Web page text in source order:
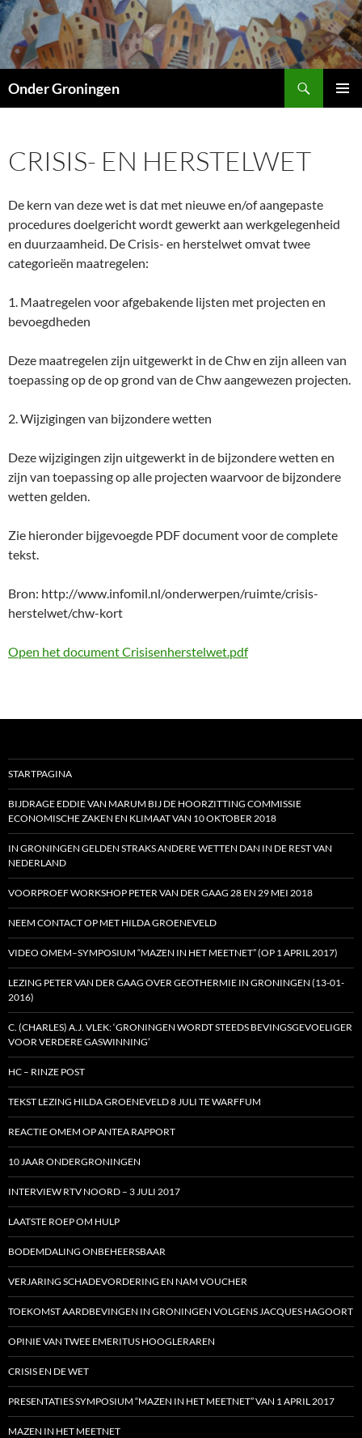
Ga
naar
de
inhoud
Onder Groningen
CRISIS- EN HERSTELWET
De kern van deze wet is dat met nieuwe en/of aangepaste
procedures doelgericht wordt gewerkt aan werkgelegenheid
en duurzaamheid. De Crisis- en herstelwet omvat twee
categorieën maatregelen:
1. Maatregelen voor afgebakende lijsten met projecten en
bevoegdheden
Deze maatregelen zijn uitgewerkt in de Chw en zijn alleen van
toepassing op de op grond van de Chw aangewezen projecten.
2. Wijzigingen van bijzondere wetten
Deze wijzigingen zijn uitgewerkt in de bijzondere wetten en
zijn van toepassing op alle projecten waarvoor de bijzondere
wetten gelden.
Zie hieronder bijgevoegde PDF document voor de complete
tekst.
Bron: http://www.infomil.nl/onderwerpen/ruimte/crisis-
herstelwet/chw-kort
Open het document Crisisenherstelwet.pdf
STARTPAGINA
BIJDRAGE EDDIE VAN MARUM BIJ DE HOORZITTING COMMISSIE
ECONOMISCHE ZAKEN EN KLIMAAT VAN 10 OKTOBER 2018
IN GRONINGEN GELDEN STRAKS ANDERE WETTEN DAN IN DE REST VAN
NEDERLAND
VOORPROEF WORKSHOP PETER VAN DER GAAG 28 EN 29 MEI 2018
NEEM CONTACT OP MET HILDA GROENEVELD
VIDEO OMEM–SYMPOSIUM “MAZEN IN HET MEETNET” (OP 1 APRIL 2017)
LEZING PETER VAN DER GAAG OVER GEOTHERMIE IN GRONINGEN (13-01-
2016)
C. (CHARLES) A.J. VLEK: ‘GRONINGEN WORDT STEEDS BEVINGSGEVOELIGER
VOOR VERDERE GASWINNING’
HC – RINZE POST
TEKST LEZING HILDA GROENEVELD 8 JULI TE WARFFUM
REACTIE OMEM OP ANTEA RAPPORT
10 JAAR ONDERGRONINGEN
INTERVIEW RTV NOORD – 3 JULI 2017
LAATSTE ROEP OM HULP
BODEMDALING ONBEHEERSBAAR
VERJARING SCHADEVORDERING EN NAM VOUCHER
TOEKOMST AARDBEVINGEN IN GRONINGEN VOLGENS JACQUES HAGOORT
OPINIE VAN TWEE EMERITUS HOOGLERAREN
CRISIS EN DE WET
PRESENTATIES SYMPOSIUM “MAZEN IN HET MEETNET” VAN 1 APRIL 2017
MAZEN IN HET MEETNET